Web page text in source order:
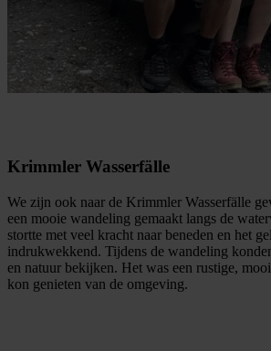
Krimmler Wasserfälle
We zijn ook naar de Krimmler Wasserfälle
een mooie wandeling gemaakt langs de
stortte met veel kracht naar beneden en het
indrukwekkend. Tijdens de wandeling
en natuur bekijken. Het was een rustige,
kon genieten van de omgeving.